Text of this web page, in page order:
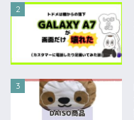
2
3